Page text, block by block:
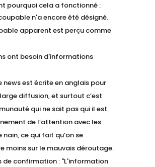
pourquoi cela a fonctionné :
n'a encore été désigné.
apparent est perçu comme
ont besoin d'informations
news est écrite en anglais pour
diffusion, et surtout c’est
qui ne sait pas qui il est.
de l’attention avec les
nain, ce qui fait qu’on se
moins sur le mauvais déroutage.
de confirmation : "L'information